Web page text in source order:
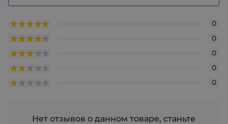
0
0
0
0
0
Нет отзывов о данном товаре, станьте